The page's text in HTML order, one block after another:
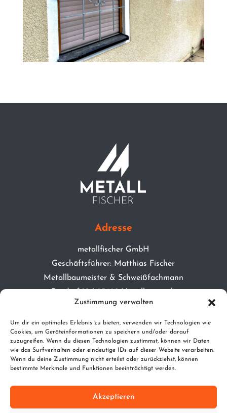
Zustimmung verwalten
Um dir ein optimales Erlebnis zu bieten, verwenden wir Technologien wie
Cookies, um Geräteinformationen zu speichern und/oder darauf
zuzugreifen. Wenn du diesen Technologien zustimmst, können wir Daten
wie das Surfverhalten oder eindeutige IDs auf dieser Website verarbeiten.
Wenn du deine Zustimmung nicht erteilst oder zurückziehst, können
bestimmte Merkmale und Funktionen beeinträchtigt werden.
Akzeptieren
Adresse
metallfischer GmbH
Geschäftsführer: Matthias Fischer
Metallbaumeister & Schweißfachmann
Poxdorf 10 | 95698 Neualbenreuth
Handelsregister | HBR6367
Kontakt
info@metallfischer.de
www.metallfischer.de
Mobil | 01706397608
Telefon | 09638/939681